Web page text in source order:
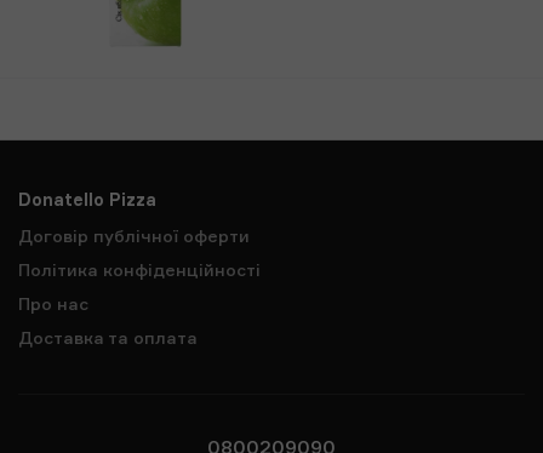
Donatello Pizza
Договір публічної оферти
Політика конфіденційності
Про нас
Доставка та оплата